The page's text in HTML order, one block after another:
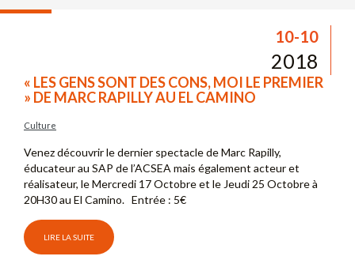
10-10
2018
« LES GENS SONT DES CONS, MOI LE PREMIER
» DE MARC RAPILLY AU EL CAMINO
Culture
Venez découvrir le dernier spectacle de Marc Rapilly,
éducateur au SAP de l’ACSEA mais également acteur et
réalisateur, le Mercredi 17 Octobre et le Jeudi 25 Octobre à
20H30 au El Camino. Entrée : 5€
LIRE LA SUITE